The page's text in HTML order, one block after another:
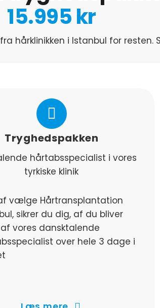
15.995 kr
hårklinikken i Istanbul for resten.
Tryghedspakken
hårtabsspecialist i vores
tyrkiske klinik
vælge Hårtransplantation
sikrer du dig, af du bliver
vores dansktalende
over hele 3 dage i